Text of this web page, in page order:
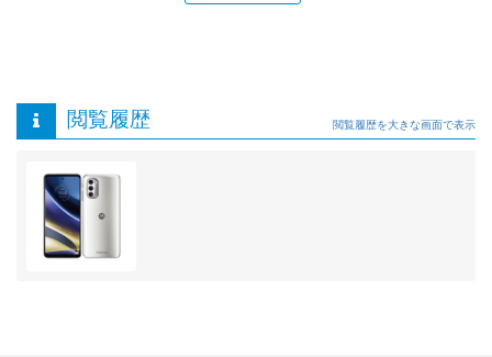
閲覧履歴 閲覧履歴を大きな画面で表示